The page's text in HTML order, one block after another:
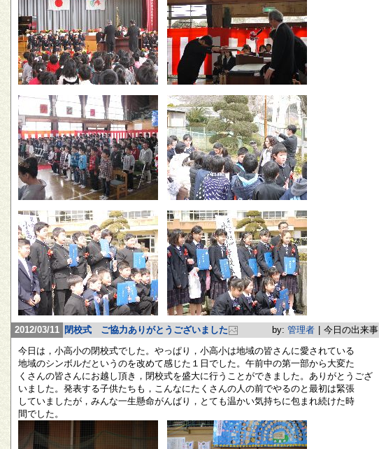
2012/03/11 閉校式 ご協力ありがとうございました by: 管理者
今日の出来事
今日は，小高小の閉校式でした。やっぱり，小高小は地域の皆さんに愛されている
地域のシンボルだというのを改めて感じた１日でした。午前中の第一部から大変た
くさんの皆さんにお越し頂き，閉校式を盛大に行うことができました。ありがとうござ
いました。発表する子供たちも，こんなにたくさんの人の前でやるのと最初は緊張
していましたが，みんな一生懸命がんばり，とても温かい気持ちに包まれ続けた時
間でした。